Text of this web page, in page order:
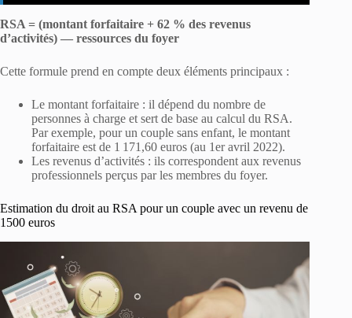
RSA = (montant forfaitaire + 62 % des revenus
d’activités) — ressources du foyer
Cette formule prend en compte deux éléments principaux :
Le montant forfaitaire : il dépend du nombre de
personnes à charge et sert de base au calcul du RSA.
Par exemple, pour un couple sans enfant, le montant
forfaitaire est de 1 171,60 euros (au 1er avril 2022).
Les revenus d’activités : ils correspondent aux revenus
professionnels perçus par les membres du foyer.
Estimation du droit au RSA pour un couple avec un revenu de
1500 euros